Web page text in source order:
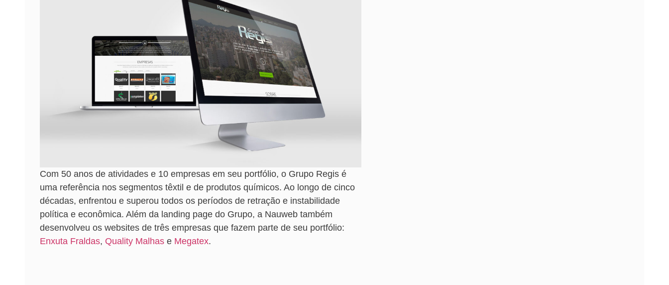
Com 50 anos de atividades e 10 empresas em seu portfólio, o Grupo Regis é
uma referência nos segmentos têxtil e de produtos químicos. Ao longo de cinco
décadas, enfrentou e superou todos os períodos de retração e instabilidade
política e econômica. Além da landing page do Grupo, a Nauweb também
desenvolveu os websites de três empresas que fazem parte de seu portfólio:
Enxuta Fraldas, Quality Malhas e Megatex.